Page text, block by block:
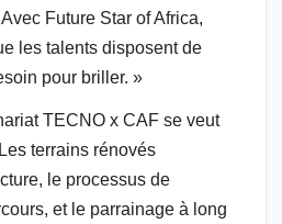
Future Star of Africa,
les talents disposent de
pour briller. »
TECNO x CAF se veut
terrains rénovés
le processus de
et le parrainage à long